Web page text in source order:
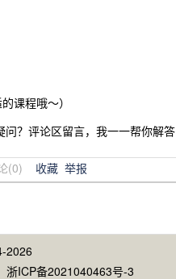
课程哦～）
？评论区留言，我一一帮你解答
(0) 收藏 举报
2026
浙ICP备2021040463号-3